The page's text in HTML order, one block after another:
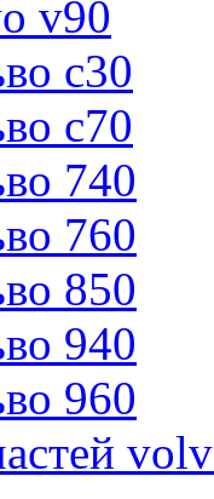
v90
c30
c70
740
760
850
940
960